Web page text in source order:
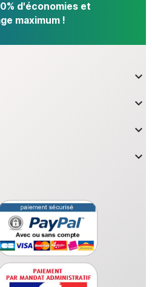
d'économies et
maximum !



